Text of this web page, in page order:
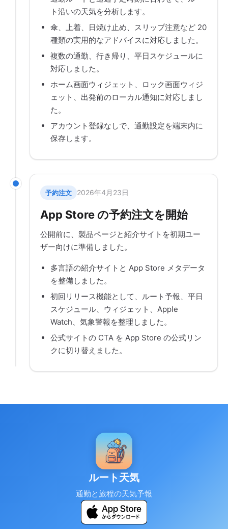
ト沿いの天気を分析します。
傘、上着、日焼け止め、スリップ注意など 20
種類の実用的なアドバイスに対応しました。
複数の通勤、行き帰り、平日スケジュールに
対応しました。
ホーム画面ウィジェット、ロック画面ウィジ
ェット、出発前のローカル通知に対応しまし
た。
アカウント登録なしで、通勤設定を端末内に
保存します。
予約注文 2026年4月23日
App Store の予約注文を開始
公開前に、製品ページと紹介サイトを初期ユー
ザー向けに準備しました。
多言語の紹介サイトと App Store メタデータ
を整備しました。
初回リリース機能として、ルート予報、平日
スケジュール、ウィジェット、Apple
Watch、気象警報を整理しました。
公式サイトの CTA を App Store の公式リン
クに切り替えました。
ルート天気
通勤と旅程の天気予報